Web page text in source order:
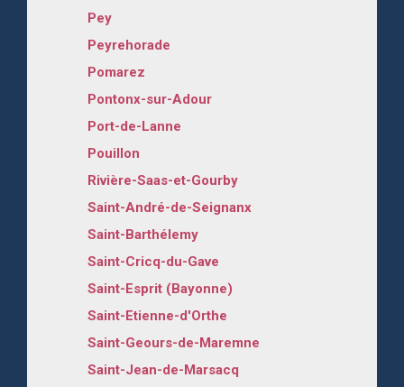
Pey
Peyrehorade
Pomarez
Pontonx-sur-Adour
Port-de-Lanne
Pouillon
Rivière-Saas-et-Gourby
Saint-André-de-Seignanx
Saint-Barthélemy
Saint-Cricq-du-Gave
Saint-Esprit (Bayonne)
Saint-Etienne-d'Orthe
Saint-Geours-de-Maremne
Saint-Jean-de-Marsacq